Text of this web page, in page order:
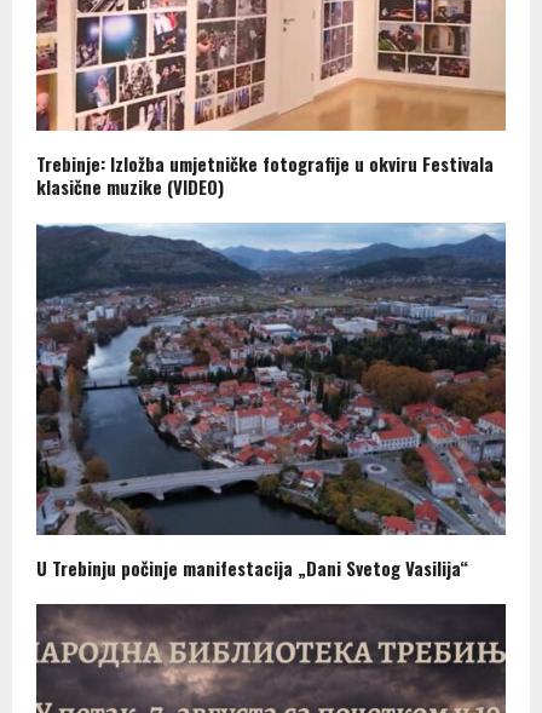
Trebinje: Izložba umjetničke fotografije u okviru Festivala
klasične muzike (VIDEO)
U Trebinju počinje manifestacija „Dani Svetog Vasilija“